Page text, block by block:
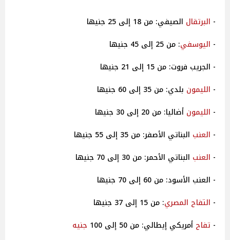
- البرتقال الصيفي: من 18 إلى 25 جنيها
- اليوسفي: من 25 إلى 45 جنيها
- الجريب فروت: من 15 إلى 21 جنيها
- الليمون بلدي: من 35 إلى 60 جنيها
- الليمون أضاليا: من 20 إلى 30 جنيها
- العنب البناتي الأصفر: من 35 إلى 55 جنيها
- العنب البناتي الأحمر: من 30 إلى 70 جنيها
- العنب الأسود: من 60 إلى 70 جنيها
- التفاح المصري: من 15 إلى 37 جنيها
- تفاح أمريكي إيطالي: من 50 إلى 100
جنيه